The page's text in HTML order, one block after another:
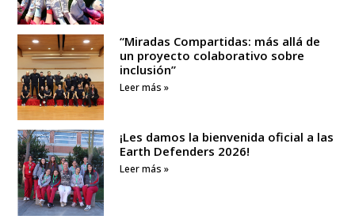
“Miradas Compartidas: más allá de
un proyecto colaborativo sobre
inclusión”
Leer más »
¡Les damos la bienvenida oficial a las
Earth Defenders 2026!
Leer más »